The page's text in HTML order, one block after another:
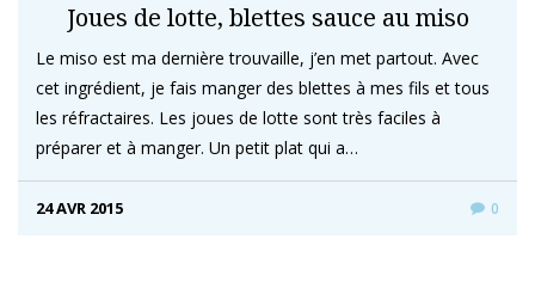
Joues de lotte, blettes sauce au miso
Le miso est ma dernière trouvaille, j’en met partout. Avec
cet ingrédient, je fais manger des blettes à mes fils et tous
les réfractaires. Les joues de lotte sont très faciles à
préparer et à manger. Un petit plat qui a…
24 AVR 2015 0